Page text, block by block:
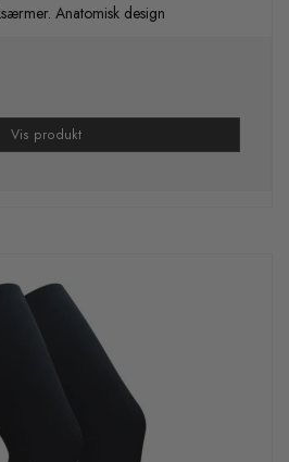
Anatomisk design
Vis produkt